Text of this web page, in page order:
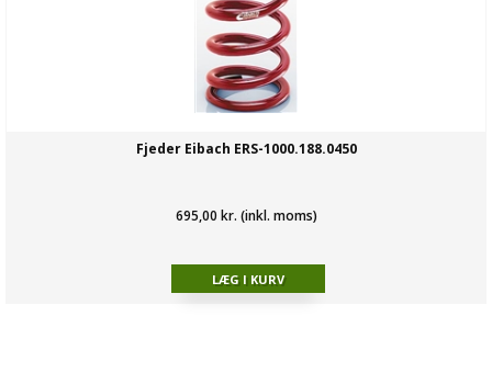
Fjeder Eibach ERS-1000.188.0450
695,00 kr. (inkl. moms)